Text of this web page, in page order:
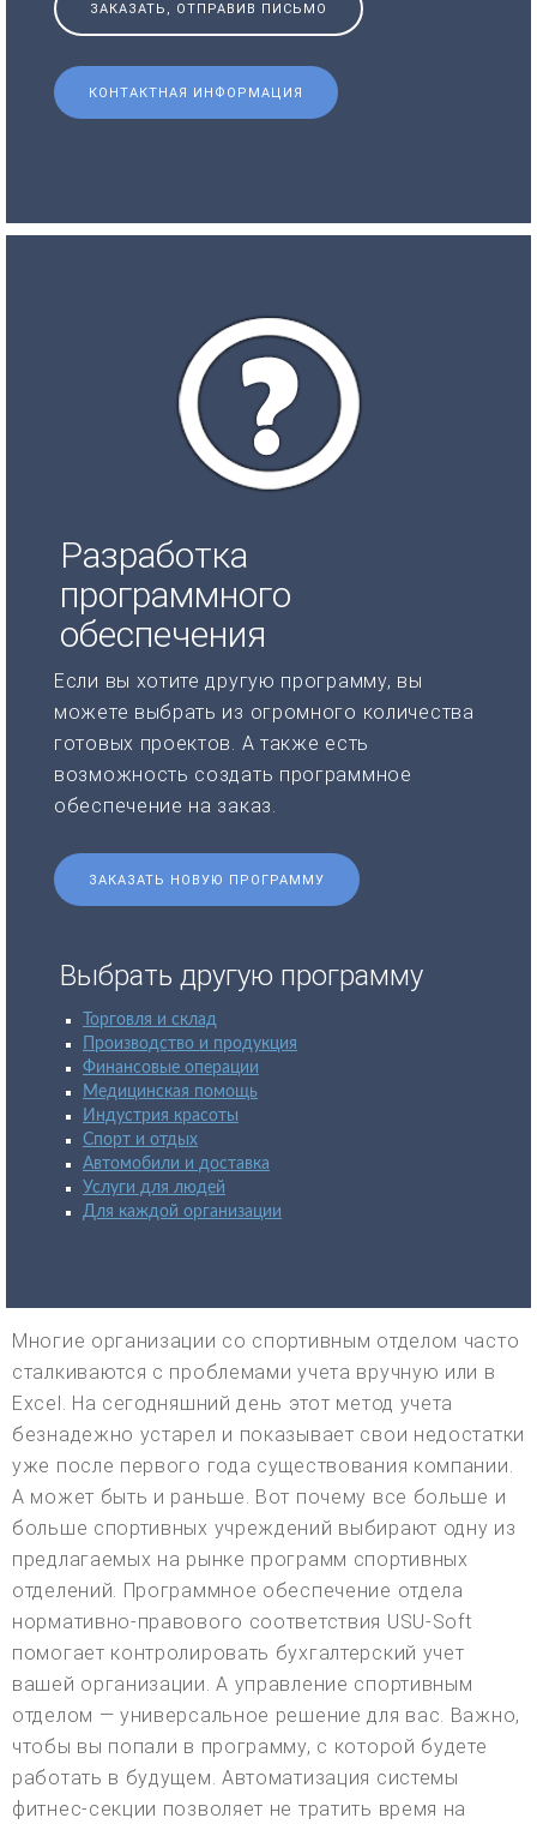
ЗАКАЗАТЬ, ОТПРАВИВ ПИСЬМО
КОНТАКТНАЯ ИНФОРМАЦИЯ
Разработка
программного
обеспечения
Если вы хотите другую программу, вы
можете выбрать из огромного количества
готовых проектов. А также есть
возможность создать программное
обеспечение на заказ.
ЗАКАЗАТЬ НОВУЮ ПРОГРАММУ
Выбрать другую программу
Торговля и склад
Производство и продукция
Финансовые операции
Медицинская помощь
Индустрия красоты
Спорт и отдых
Автомобили и доставка
Услуги для людей
Для каждой организации
Многие организации со спортивным отделом часто
сталкиваются с проблемами учета вручную или в
Excel. На сегодняшний день этот метод учета
безнадежно устарел и показывает свои недостатки
уже после первого года существования компании.
А может быть и раньше. Вот почему все больше и
больше спортивных учреждений выбирают одну из
предлагаемых на рынке программ спортивных
отделений. Программное обеспечение отдела
нормативно-правового соответствия USU-Soft
помогает контролировать бухгалтерский учет
вашей организации. А управление спортивным
отделом — универсальное решение для вас. Важно,
чтобы вы попали в программу, с которой будете
работать в будущем. Автоматизация системы
фитнес-секции позволяет не тратить время на